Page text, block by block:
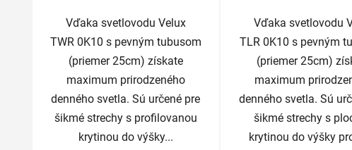
Vďaka svetlovodu Velux
TWR 0K10 s pevným tubusom
(priemer 25cm) získate
maximum prirodzeného
denného svetla. Sú určené pre
šikmé strechy s profilovanou
krytinou do výšky...
Vďaka svetlovodu
TLR 0K10 s pevným
(priemer 25cm)
maximum
denného svetla. Sú
šikmé strechy s
krytinou do výšky